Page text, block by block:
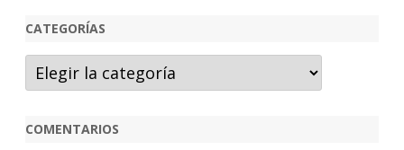
CATEGORÍAS
Categorías
COMENTARIOS